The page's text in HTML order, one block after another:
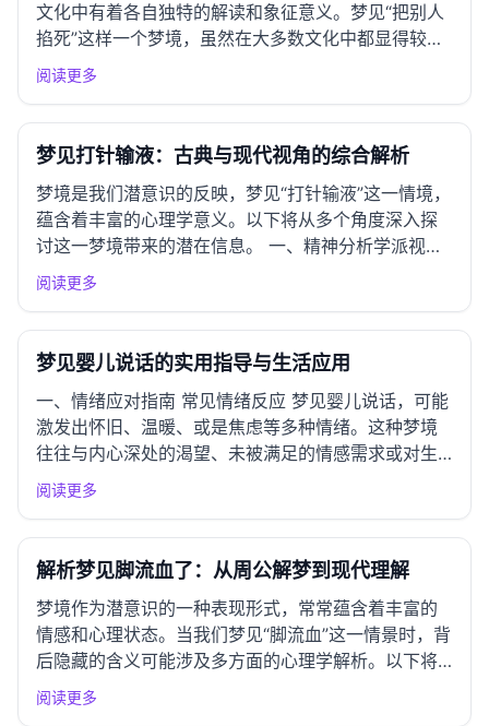
文化中有着各自独特的解读和象征意义。梦见“把别人
掐死”这样一个梦境，虽然在大多数文化中都显得较为
激烈，但它的解读却在不同文化背景下展现出丰富的
化传统中的系统比较分析。 一、东亚文化圈解读 中国
传统解梦 在中国...
阅读更多
梦见打针输液：古典与现代视角的综合解析
梦境是我们潜意识的反映，梦见“打针输液”这一情境，
蕴含着丰富的心理学意义。以下将从多个角度深入探
讨这一梦境带来的潜在信息。 一、精神分析学派视角
弗洛伊德理论解析 根据弗洛伊德的理论，梦境是潜意
活中感受到了一种无力和依赖，渴望通过外部的帮助
来缓解某种心理...
阅读更多
梦见婴儿说话的实用指导与生活应用
一、情绪应对指南 常见情绪反应 梦见婴儿说话，可能
激发出怀旧、温暖、或是焦虑等多种情绪。这种梦境
往往与内心深处的渴望、未被满足的情感需求或对生
命新阶段的期盼有关。 负面情绪化解 深呼吸练习：每
绪日记：记录梦境及其带来的情绪反应，帮助你更好
地理解和处理这...
阅读更多
解析梦见脚流血了：从周公解梦到现代理解
梦境作为潜意识的一种表现形式，常常蕴含着丰富的
情感和心理状态。当我们梦见“脚流血”这一情景时，背
后隐藏的含义可能涉及多方面的心理学解析。以下将
从多个心理学流派的视角，系统而全面地解读这一梦
阅读更多